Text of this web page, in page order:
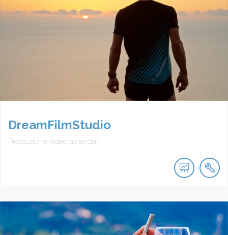
DreamFilmStudio
Produzione video aziendali